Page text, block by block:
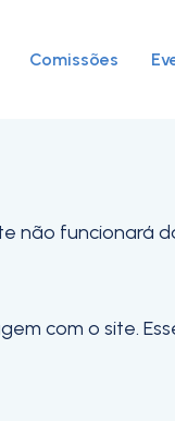
lhe oferecer
não funcionará
com o site.
Comissões